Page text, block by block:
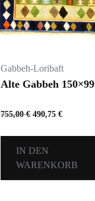
Gabbeh-Loribaft
Alte Gabbeh 150×99
755,00€ 490,75€
IN DEN
WARENKORB